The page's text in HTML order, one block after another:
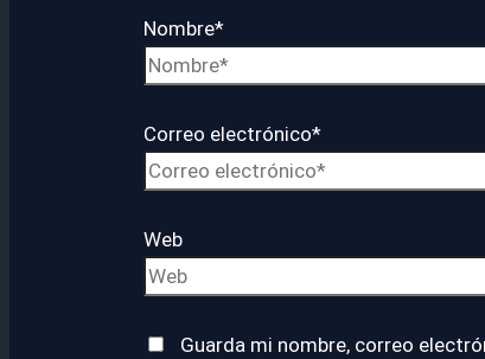
Nombre*
Correo electrónico*
Web
Guarda mi nombre, correo